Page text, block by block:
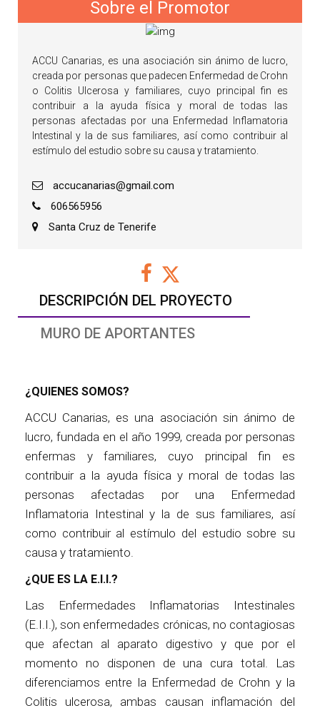
DESCRIPCIÓN DEL PROYECTO
MURO DE APORTANTES
¿QUIENES SOMOS?
ACCU Canarias, es una asociación sin ánimo de
lucro, fundada en el año 1999, creada por personas
enfermas y familiares, cuyo principal fin es
contribuir a la ayuda física y moral de todas las
personas afectadas por una Enfermedad
Inflamatoria Intestinal y la de sus familiares, así
como contribuir al estímulo del estudio sobre su
causa y tratamiento.
¿QUE ES LA E.I.I.?
Las Enfermedades Inflamatorias Intestinales
(E.I.I.), son enfermedades crónicas, no contagiosas
que afectan al aparato digestivo y que por el
momento no disponen de una cura total. Las
diferenciamos entre la Enfermedad de Crohn y la
Colitis ulcerosa, ambas causan inflamación del
Sobre el Promotor
ACCU Canarias, es una asociación sin ánimo de lucro,
creada por personas que padecen Enfermedad de Crohn
o Colitis Ulcerosa y familiares, cuyo principal fin es
contribuir a la ayuda física y moral de todas las
personas afectadas por una Enfermedad Inflamatoria
Intestinal y la de sus familiares, así como contribuir al
estímulo del estudio sobre su causa y tratamiento.
accucanarias@gmail.com
606565956
Santa Cruz de Tenerife